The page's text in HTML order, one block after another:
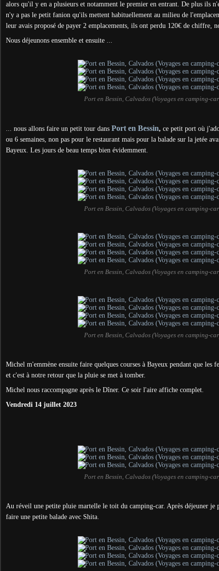
alors qu'il y en a plusieurs et notamment le premier en entrant. De plus ils
n'y a pas le petit fanion qu'ils mettent habituellement au milieu de
leur avais proposé de payer 2 emplacements, ils ont perdu 120€ de chiffre,
Nous déjeunons ensemble et ensuite ...
Port en Bessin, Calvados (Voyages en camping-
... nous allons faire un petit tour dans Port en Bessin, ce petit port où
ou 6 semaines, non pas pour le restaurant mais pour la balade sur la jetée
Bayeux. Les jours de beau temps bien évidemment.
Port en Bessin, Calvados (Voyages en camping-
Port en Bessin, Calvados (Voyages en camping-
Port en Bessin, Calvados (Voyages en camping-
Michel m'emmène ensuite faire quelques courses à Bayeux pendant que les
et c'est à notre retour que la pluie se met à tomber.
Michel nous raccompagne après le Dîner. Ce soir l'aire affiche complet.
Vendredi 14 juillet 2023
Port en Bessin, Calvados (Voyages en camping-
Au réveil une petite pluie martelle le toit du camping-car. Après déjeuner je
faire une petite balade avec Shita.